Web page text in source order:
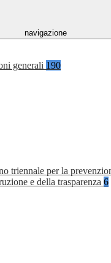
navigazione
generali 190
triennale per la
e della trasparenza 6